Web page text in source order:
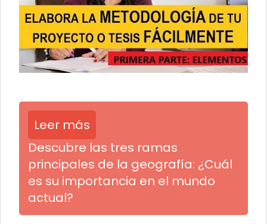
Leer más
Descubre las tres ramas
principales de la geografía: ¿Cuál
es su importancia en el mundo
actual?